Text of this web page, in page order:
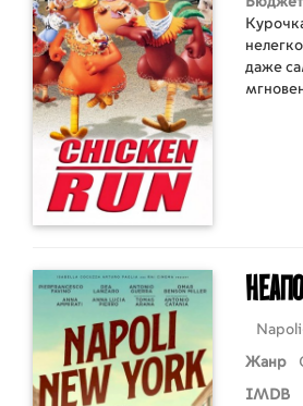
даже
Жанр
IMDB